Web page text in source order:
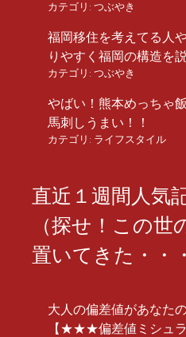
カテゴリ: つぶやき
福岡移住を考えてる人
りやすく福岡の構造を
カテゴリ: つぶやき
やばい！熊本めっちゃ
馬刺しうまい！！
カテゴリ: ライフスタイル
直近１週間人気
（探せ！この
置いてきた・・
大人の偏差値があなた
【★★★偏差値ミシュ